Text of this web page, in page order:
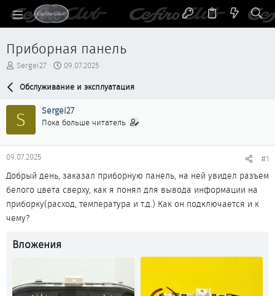
Приборная панель
А
р
т
м
ы
Sergei27
Д
т
н
а
а
09.07.2025
Обслуживание и эксплуатация
S Sergei27
Пока больше читатель
09.07.2025 #1
Добрый день, заказал приборную панель, на ней увидел разъем
белого цвета сверху, как я понял для вывода информации на
приборку(расход, температура и т.д.) Как он подключается и к
чему?
Вложения